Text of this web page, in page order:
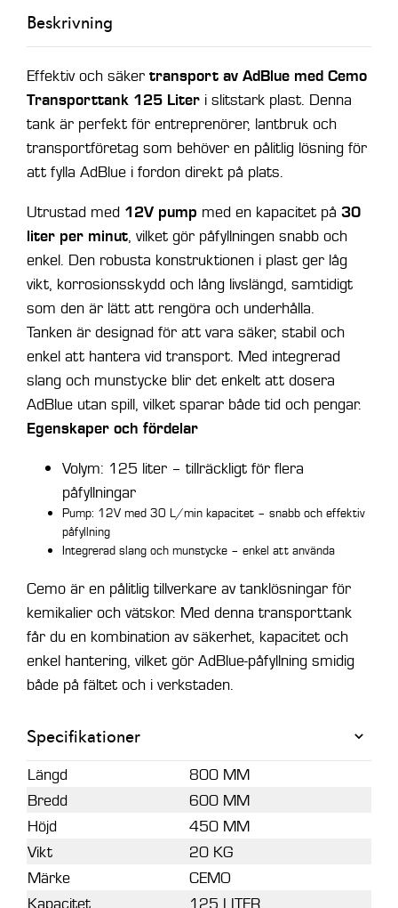
12V
30
Lit
/
Min
mängd
Beskrivning
Effektiv och säkertransport av AdBlue med Cemo
Transporttank 125 Literi slitstark plast. Denna
tank är perfekt för entreprenörer, lantbruk och
transportföretag som behöver en pålitlig lösning för
att fylla AdBlue i fordon direkt på plats.
Utrustad med 12V pump med en kapacitet på 30
liter per minut, vilket gör påfyllningen snabb och
enkel. Den robusta konstruktionen i plast ger låg
vikt, korrosionsskydd och lång livslängd, samtidigt
som den är lätt att rengöra och underhålla.
Tanken är designad för att vara säker, stabil och
enkel att hantera vid transport. Med integrerad
slang och munstycke blir det enkelt att dosera
AdBlue utan spill, vilket sparar både tid och pengar.
Egenskaper och fördelar
Volym: 125 liter – tillräckligt för flera
påfyllningar
Pump: 12V med 30 L/min kapacitet – snabb och effektiv
påfyllning
Integrerad slang och munstycke – enkel att använda
Cemo är en pålitlig tillverkare av tanklösningar för
kemikalier och vätskor. Med denna transporttank
får du en kombination av säkerhet, kapacitet och
enkel hantering, vilket gör AdBlue-påfyllning smidig
både på fältet och i verkstaden.
Specifikationer
Längd
800 MM
Bredd
600 MM
Höjd
450 MM
Vikt
20 KG
Märke
CEMO
Kapacitet
125 LITER